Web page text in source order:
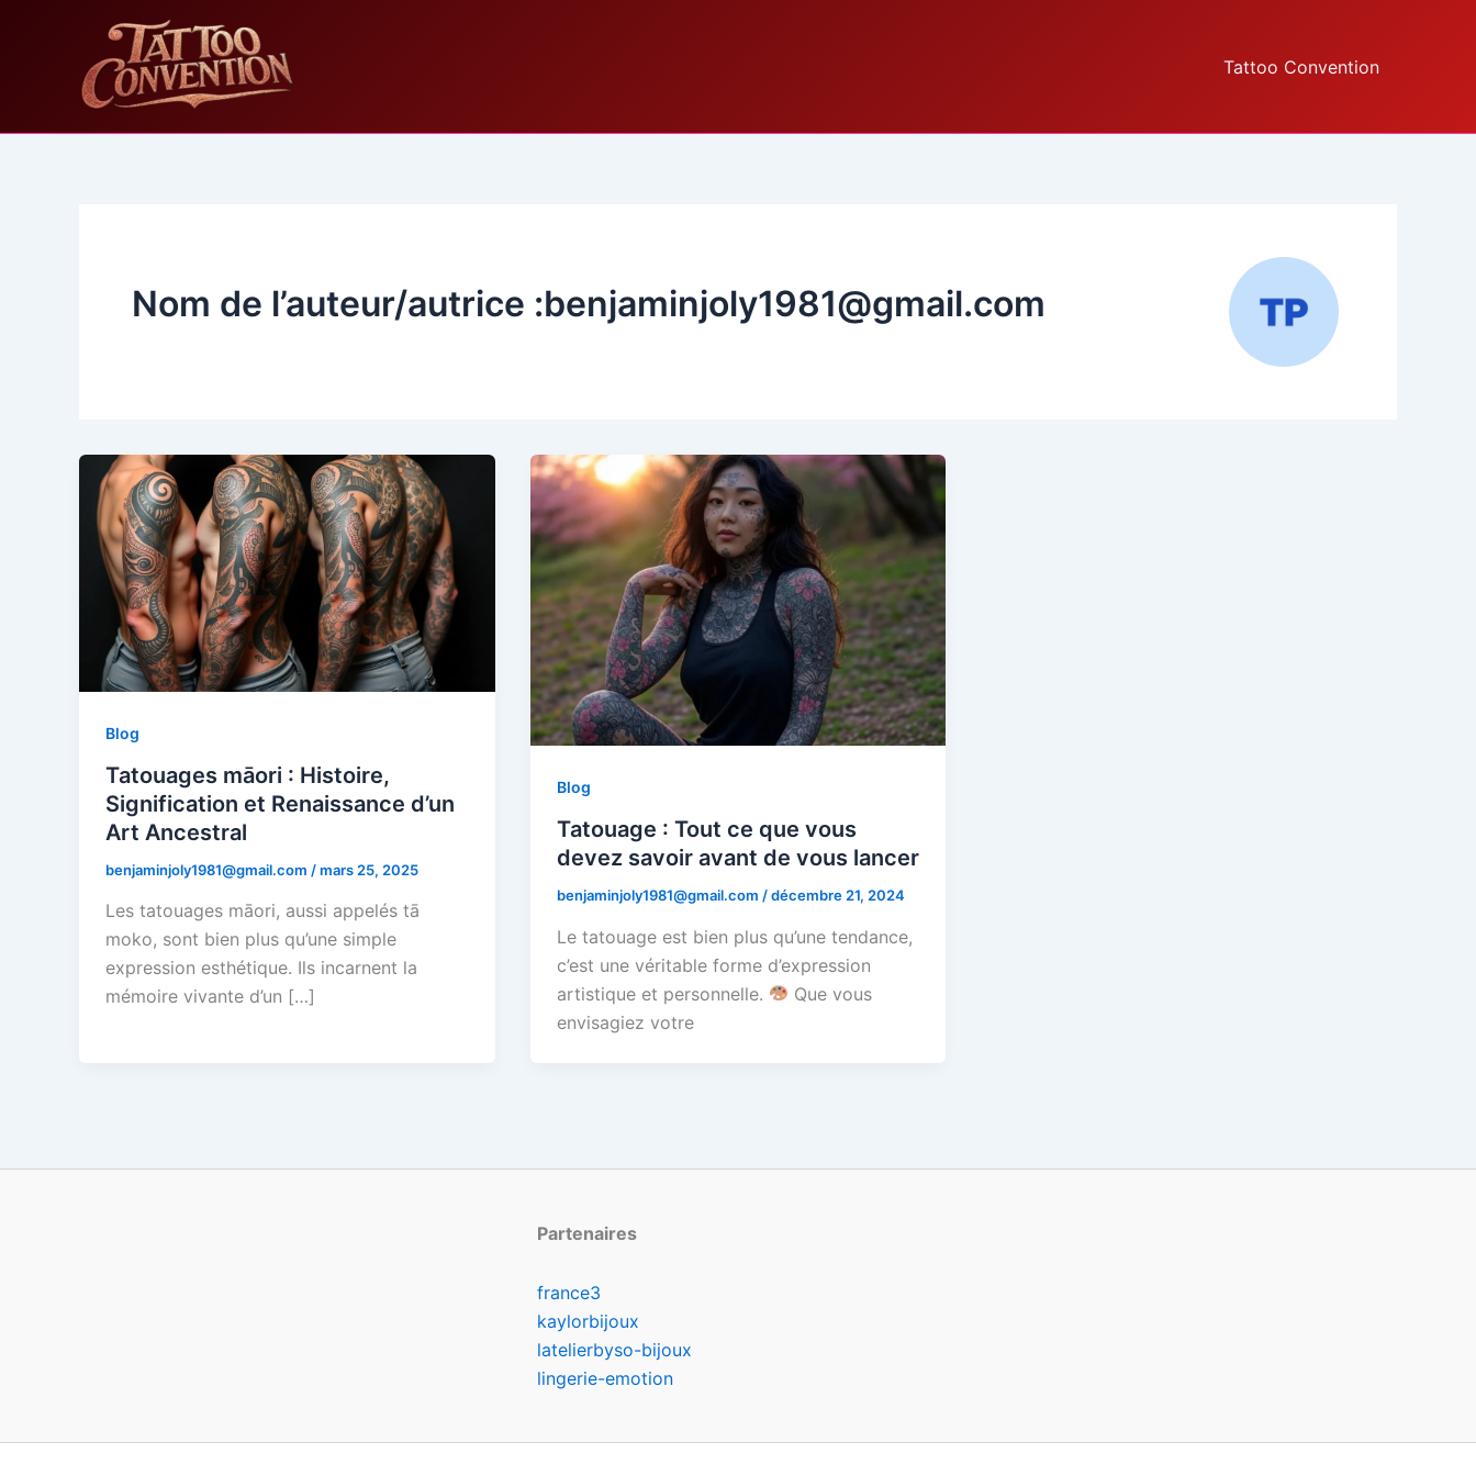
Tattoo Convention
Nom de l’auteur/autrice :benjaminjoly1981@gmail.com
Blog
Tatouages māori : Histoire,
Signification et Renaissance d’un
Art Ancestral
benjaminjoly1981@gmail.com /mars 25, 2025
Les tatouages māori, aussi appelés tā
moko, sont bien plus qu’une simple
expression esthétique. Ils incarnent la
mémoire vivante d’un […]
Blog
Tatouage : Tout ce que vous
devez savoir avant de vous lancer
benjaminjoly1981@gmail.com /décembre 21, 2024
Le tatouage est bien plus qu’une tendance,
c’est une véritable forme d’expression
artistique et personnelle.
Que vous
envisagiez votre
Partenaires
france3
kaylorbijoux
latelierbyso-bijoux
lingerie-emotion